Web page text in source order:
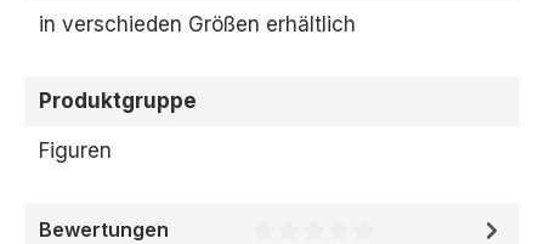
in verschieden Größen erhältlich
Produktgruppe
Figuren
Bewertungen